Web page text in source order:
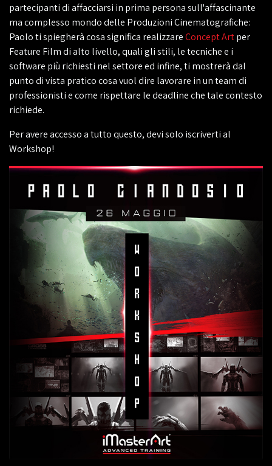
partecipanti di affacciarsi in prima persona sull'affascinante
ma complesso mondo delle Produzioni Cinematografiche:
Paolo ti spiegherà cosa significa realizzareConcept Artper
Feature Film di alto livello, quali gli stili, le tecniche e i
software più richiesti nel settore ed infine, ti mostrerà dal
punto di vista pratico cosa vuol dire lavorare in un team di
professionisti e come rispettare le deadline che tale contesto
richiede.
Per avere accesso a tutto questo, devi solo iscriverti al
Workshop!